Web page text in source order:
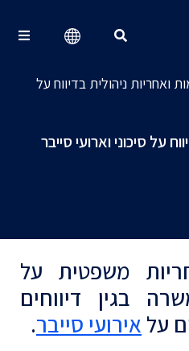
ואחריות ניהולית בדיווח על
על סיכוני וארועי סייבר
משפטית על
בגין דיווחים
על אירועי סייבר.